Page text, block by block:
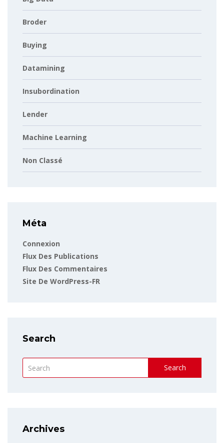
Broder
Buying
Datamining
Insubordination
Lender
Machine Learning
Non Classé
Méta
Connexion
Flux Des Publications
Flux Des Commentaires
Site De WordPress-FR
Search
Search
Archives